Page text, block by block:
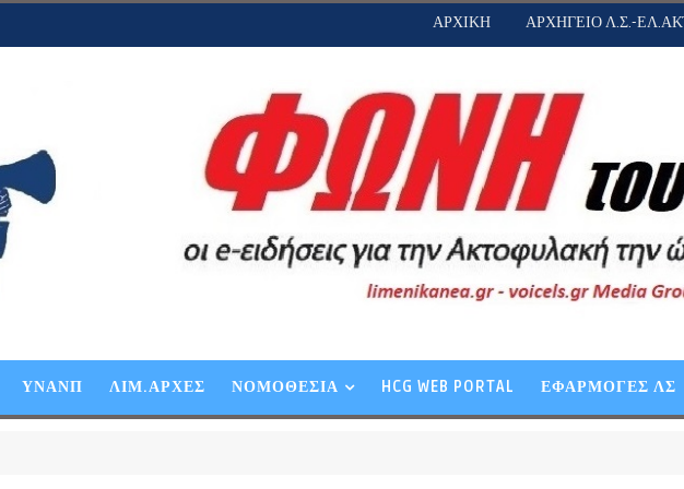
ΑΡΧΙΚΗ ΑΡΧΗΓΕΙΟ Λ.Σ.-
ΥΝΑΝΠ ΛΙΜ.ΑΡΧΕΣ ΝΟΜΟΘΕΣΙΑ HCG WEB PORTAL ΕΦΑΡΜΟΓΕΣ ΛΣ